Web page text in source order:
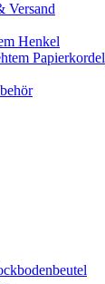
Versand
Henkel
Papierkordel